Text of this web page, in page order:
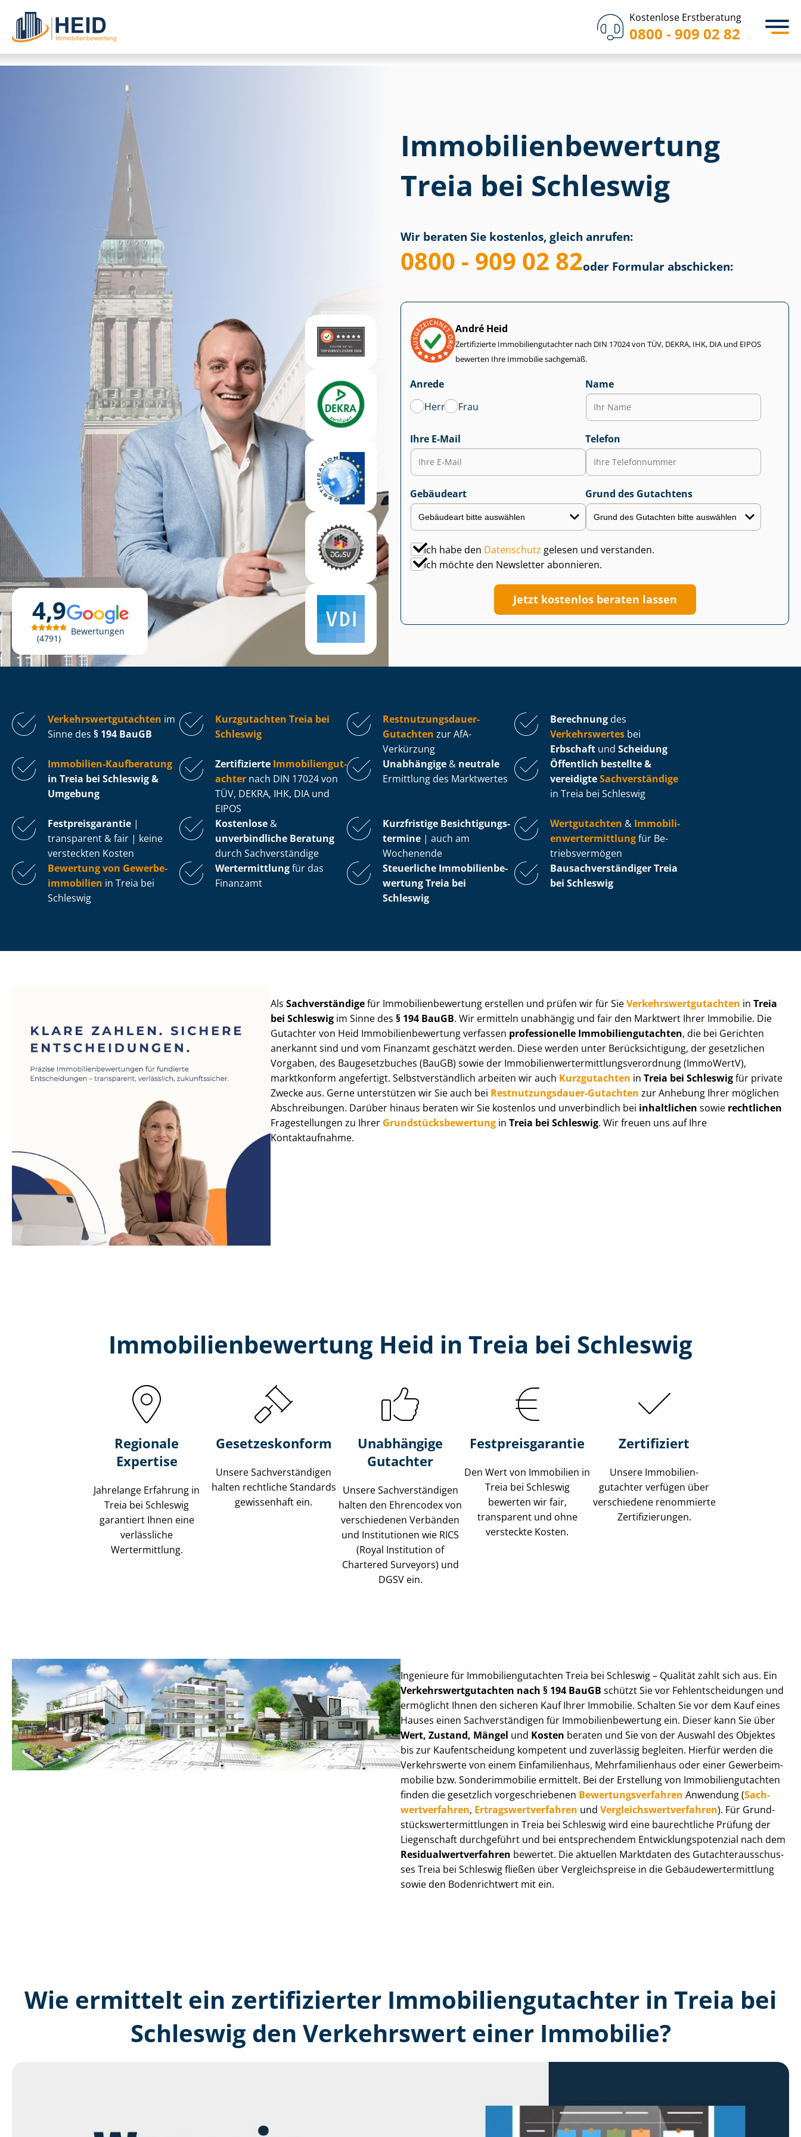
Kostenlose Erstberatung
0800 - 909 02 82
4,9
4791
Bewertungen
Immobilien­bewertung
Treia bei Schleswig
Wir beraten Sie kostenlos, gleich anrufen:
0800 - 909 02 82oder Formular abschicken:
André Heid
Zertifizierte Im­mo­bi­li­en­gut­ach­ter nach DIN 17024 von TÜV, DEKRA, IHK, DIA und EIPOS
bewerten Ihre Immobilie sachgemäß.
Anrede
Herr
Frau
Name
Ihre E-Mail Telefon
Gebäudeart Grund des Gutachtens
Ich habe den Datenschutz gelesen und verstanden.
Ich möchte den Newsletter abonnieren.
Jetzt kostenlos beraten lassen
Ver­kehrs­wert­gut­ach­ten im
Sinne des § 194 BauGB
Kurzgutachten Treia bei
Schleswig
Rest­nut­zungs­dau­er-
Gutachten zur AfA-
Verkürzung
Berechnung des
Verkehrswertes bei
Erbschaft und Scheidung
Immobilien-Kaufberatung
in Treia bei Schleswig &
Umgebung
Zertifizierte Im­mo­bi­li­en­gut­
ach­ter nach DIN 17024 von
TÜV, DEKRA, IHK, DIA und
EIPOS
Unabhängige & neutrale
Ermittlung des Marktwertes
Öffentlich bestellte &
vereidigteSachverständige
in Treia bei Schleswig
Fest­preis­ga­ran­tie |
transparent & fair | keine
versteckten Kosten
Kostenlose &
unverbindliche Beratung
durch Sachverständige
Kurzfristige Be­sich­ti­gungs­
ter­mi­ne | auch am
Wochenende
Wertgutachten & Im­mo­bi­li­
en­wert­ermitt­lungfür Be­
triebs­ver­mö­gen
Bewertung von Ge­wer­be­
im­mo­bi­li­en in Treia bei
Schleswig
Wertermittlungfür das
Finanzamt
Steuerliche Im­mo­bi­li­en­be­
wer­tungTreia bei
Schleswig
Bau­sach­ver­stän­di­ger Treia
bei Schleswig
AlsSachverständigefür Im­mo­bi­li­en­be­wer­tung erstellen und prüfen wir für SieVer­kehrs­wert­gut­ach­ten inTreia
bei Schleswig im Sinne des§ 194 BauGB. Wir ermitteln unabhängig und fair den Marktwert Ihrer Immobilie. Die
Gutachter von Heid Im­mo­bi­li­en­be­wer­tung verfassen professionelle Im­mo­bi­li­en­gut­ach­ten, die bei Gerichten
anerkannt sind und vom Finanzamt geschätzt werden. Diese werden unter Be­rück­sich­ti­gung, der gesetzlichen
Vorgaben, des Baugesetzbuches (BauGB) sowie der Im­mo­bi­li­en­wert­ermitt­lungs­ver­ord­nung (ImmoWertV),
marktkonform angefertigt. Selbst­ver­ständ­lich arbeiten wir auch Kurzgutachten in Treia bei Schleswigfür private
Zwecke aus. Gerne unterstützen wir Sie auch bei Rest­nut­zungs­dau­er-Gutachten zur Anhebung Ihrer möglichen
Abschreibungen. Darüber hinaus beraten wir Sie kostenlos und unverbindlich bei inhaltlichen sowie rechtlichen
Fragestellungen zu Ihrer Grund­stücks­be­wer­tung inTreia bei Schleswig. Wir freuen uns auf Ihre
Kontaktaufnahme.
Immobilien­bewertung Heid in Treia bei Schleswig
Regionale
Expertise
Jahrelange Erfahrung in
Treia bei Schleswig
garantiert Ihnen eine
verlässliche
Wertermittlung.
Gesetzes­konform
Unsere Sach­ver­stän­di­gen
halten rechtliche Standards
gewissenhaft ein.
Unabhängige
Gutachter
Unsere Sach­ver­stän­di­gen
halten den Ehrencodex von
verschiedenen Verbänden
und Institutionen wie RICS
(Royal Institution of
Chartered Surveyors) und
DGSV ein.
Festpreis​garantie
Den Wert von Immobilien in
Treia bei Schleswig
bewerten wir fair,
transparent und ohne
versteckte Kosten.
Zertifiziert
Unsere Immobilien­
gutachter verfügen über
verschiedene renommierte
Zer­ti­fi­zie­run­gen.
Ingenieure für Im­mo­bi­li­en­gut­ach­ten Treia bei Schleswig – Qualität zahlt sich aus. Ein
Ver­kehrs­wert­gut­ach­ten nach § 194 BauGB schützt Sie vor Fehl­ent­schei­dun­gen und
ermöglicht Ihnen den sicheren Kauf Ihrer Immobilie. Schalten Sie vor dem Kauf eines
Hauses einen Sach­ver­stän­di­gen für Im­mo­bi­li­en­be­wer­tung ein. Dieser kann Sie über
Wert, Zustand, Mängel und Kosten beraten und Sie von der Auswahl des Objektes
bis zur Kauf­ent­schei­dung kompetent und zuverlässig begleiten. Hierfür werden die
Verkehrswerte von einem Einfamilienhaus, Mehr­fa­mi­li­en­haus oder einer Ge­wer­be­im­
mo­bi­lie bzw. Sonderimmobilie ermittelt. Bei der Erstellung von Im­mo­bi­li­en­gut­ach­ten
finden die gesetzlich vor­ge­schrie­be­nen Be­wer­tungs­ver­fah­ren Anwendung (Sach­
wert­ver­fah­ren, Er­trags­wert­ver­fah­ren und Ver­gleichs­wert­ver­fah­ren). Für Grund­
stücks­wert­ermitt­lun­gen in Treia bei Schleswig wird eine baurechtliche Prüfung der
Liegenschaft durchgeführt und bei entsprechendem Ent­wick­lungs­po­ten­zi­al nach dem
Re­si­du­al­wert­ver­fah­ren bewertet. Die aktuellen Marktdaten des Gut­ach­ter­aus­schus­
ses Treia bei Schleswig fließen über Ver­gleichs­prei­se in die Ge­bäu­de­wert­ermitt­lung
sowie den Bodenrichtwert mit ein.
Wie ermittelt ein zertifizierter Immobilien­gutachter in Treia bei
Schleswig den Verkehrswert einer Immobilie?